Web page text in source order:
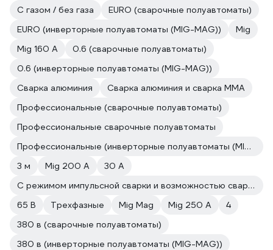
С газом / без газа
EURO (сварочные полуавтоматы)
EURO (инверторные полуавтоматы (MIG-MAG))
Mig
Mig 160 A
0.6 (сварочные полуавтоматы)
0.6 (инверторные полуавтоматы (MIG-MAG))
Сварка алюминия
Сварка алюминия и сварка ММА
Профессиональные (сварочные полуавтоматы)
Профессиональные сварочные полуавтоматы
Профессиональные (инверторные полуавтоматы (MIG-MAG))
3 м
Mig 200 A
30 А
С режимом импульсной сварки и возможностью сварки алюминия
65 В
Трехфазные Mig Mag Mig 250 A
4
380 в (сварочные полуавтоматы)
380 в (инверторные полуавтоматы (MIG-MAG))